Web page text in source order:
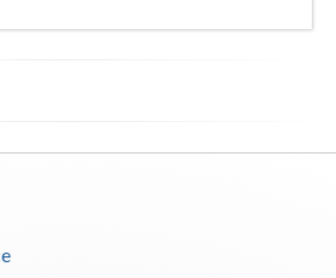
pentru managementul res...
psihologice pentru... (1)
a personalului in vederea... (1)
in vederea autorizarii e... (1)